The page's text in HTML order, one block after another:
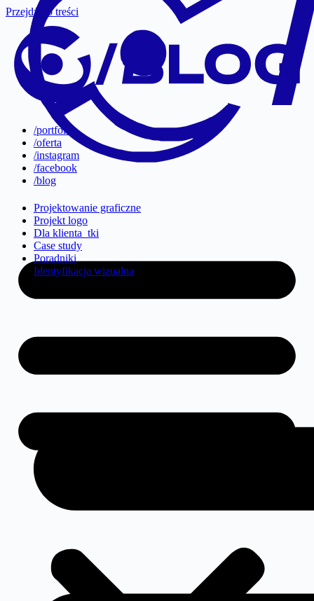
Przejdź do treści
/portfolio
/oferta
/instagram
/facebook
/blog
Projektowanie graficzne
Projekt logo
Dla klienta_tki
Case study
Poradniki
Identyfikacja wizualna